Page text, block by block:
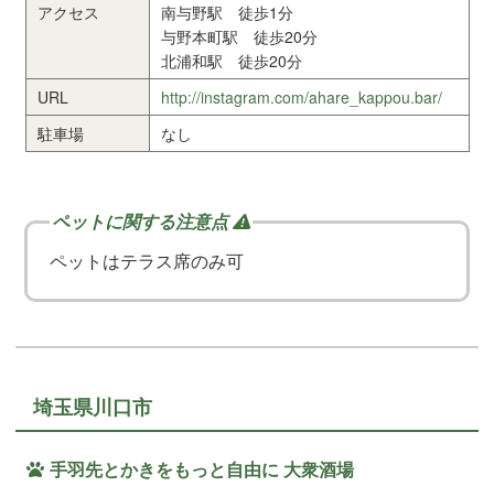
アクセス
南与野駅 徒歩1分
与野本町駅 徒歩20分
北浦和駅 徒歩20分
URL
http://instagram.com/ahare_kappou.bar/
駐車場
なし
ペットはテラス席のみ可
埼玉県川口市
手羽先とかきをもっと自由に 大衆酒場